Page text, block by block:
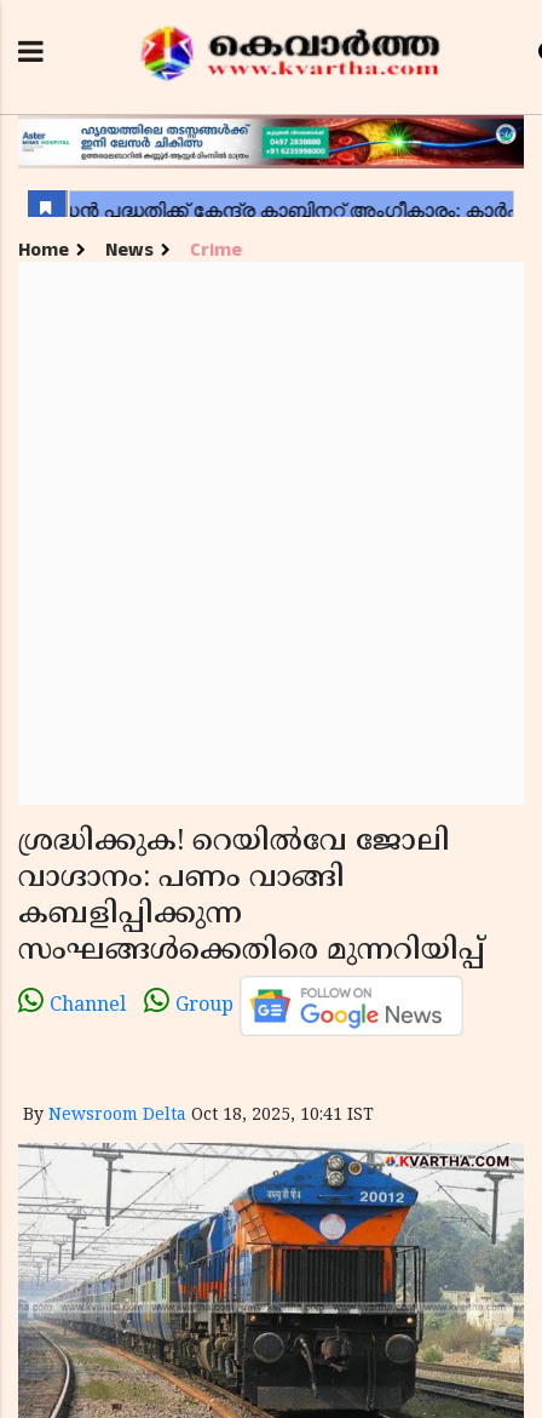
Home News Crime
ശ്രദ്ധിക്കുക! റെയിൽവേ ജോലി
വാഗ്ദാനം: പണം വാങ്ങി
കബളിപ്പിക്കുന്ന
സംഘങ്ങൾക്കെതിരെ മുന്നറിയിപ്പ്
Channel Group
By Newsroom Delta Oct 18, 2025, 10:41 IST